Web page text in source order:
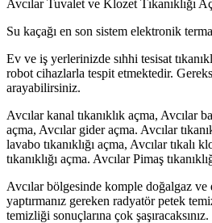
Avcılar Tuvalet ve Klozet Tıkanıklığı
Su kaçağı en son sistem elektronik
Ev ve iş yerlerinizde sıhhi tesisat
robot cihazlarla tespit etmektedir.
arayabilirsiniz.
Avcılar kanal tıkanıklık açma, Avcılar
açma, Avcılar gider açma. Avcılar
lavabo tıkanıklığı açma, Avcılar tıkalı
tıkanıklığı açma. Avcılar Pimaş
Avcılar bölgesinde komple doğalgaz ve
yaptırmanız gereken radyatör petek
temizliği sonuçlarına çok